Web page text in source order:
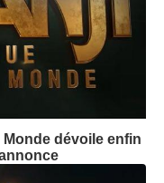
dévoile enfin